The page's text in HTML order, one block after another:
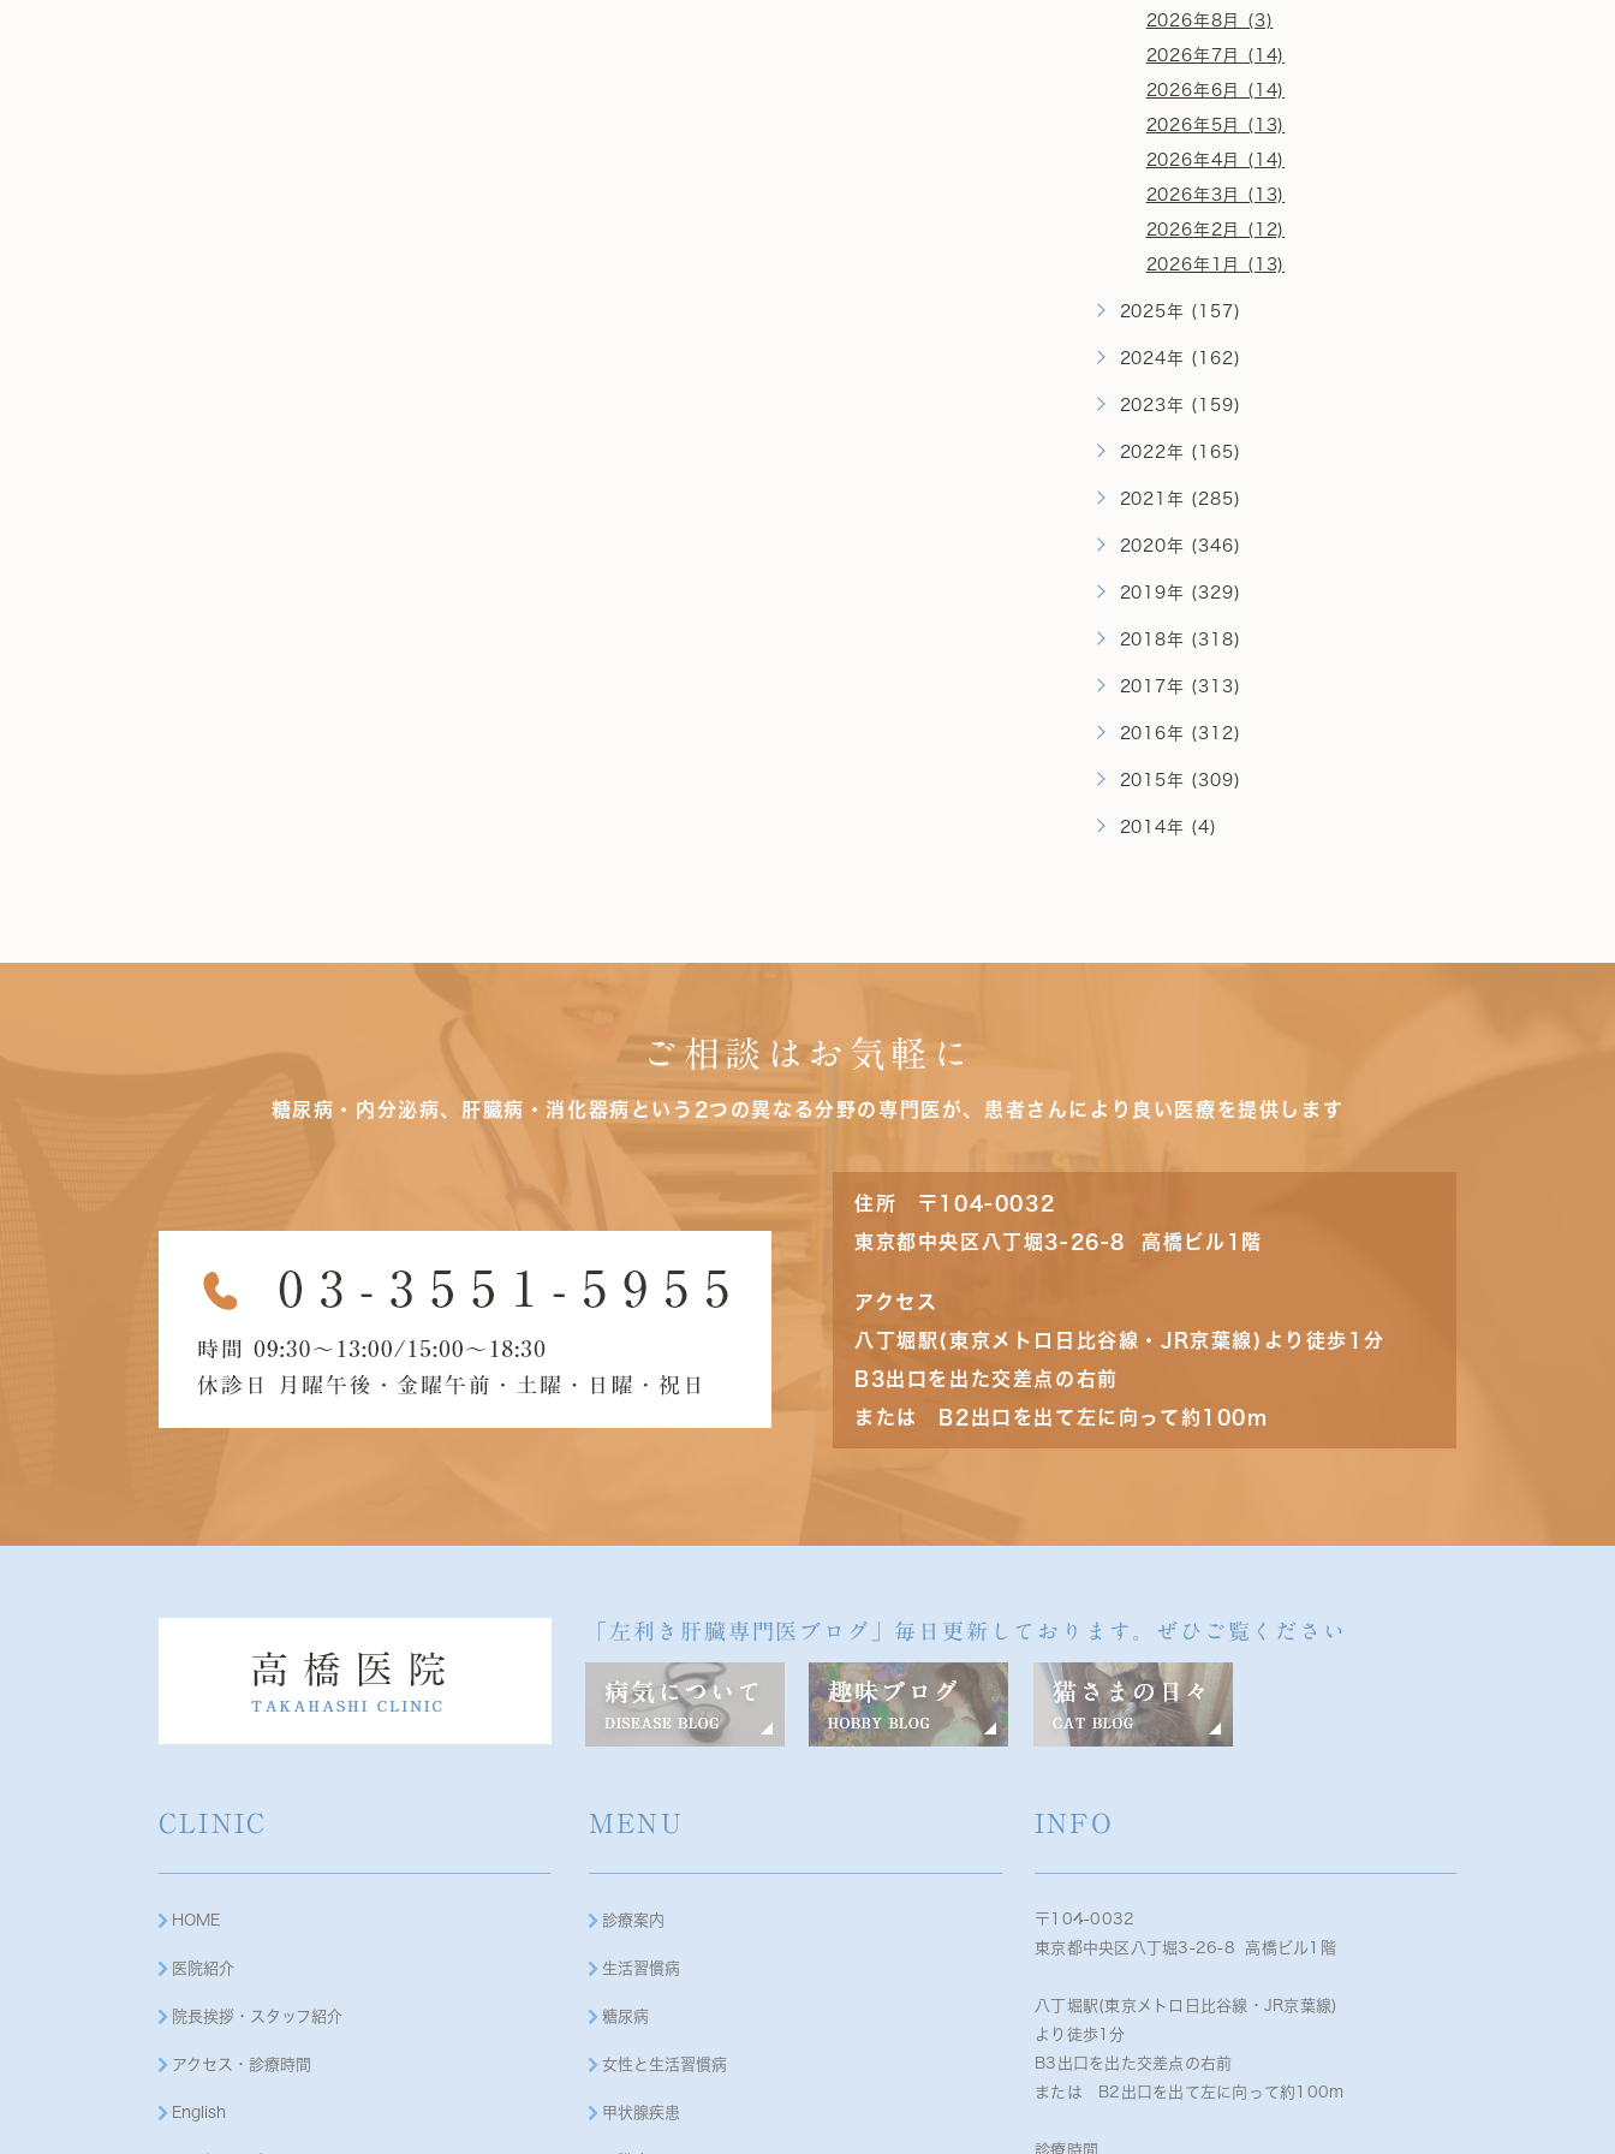
2026年8月 (3)
2026年7月 (14)
2026年6月 (14)
2026年5月 (13)
2026年4月 (14)
2026年3月 (13)
2026年2月 (12)
2026年1月 (13)
2025年 (157)
2024年 (162)
2023年 (159)
2022年 (165)
2021年 (285)
2020年 (346)
2019年 (329)
2018年 (318)
2017年 (313)
2016年 (312)
2015年 (309)
2014年 (4)
ご相談はお気軽に
糖尿病・内分泌病、肝臓病・消化器病という2つの異なる分野の専門医が、患者さんにより良い医療を提供します
住所 〒104-0032
東京都中央区八丁堀3-26-8 高橋ビル1階
アクセス
八丁堀駅(東京メトロ日比谷線・JR京葉線)より徒歩1分
B3出口を出た交差点の右前
または B2出口を出て左に向って約100m
「左利き肝臓専門医ブログ」毎日更新しております。ぜひご覧ください
CLINIC
HOME
医院紹介
院長挨拶・スタッフ紹介
アクセス・診療時間
English
MENU
診療案内
生活習慣病
糖尿病
女性と生活習慣病
甲状腺疾患
INFO
〒104-0032
東京都中央区八丁堀3-26-8 高橋ビル1階
八丁堀駅(東京メトロ日比谷線・JR京葉線)
より徒歩1分
B3出口を出た交差点の右前
または B2出口を出て左に向って約100m
診療時間